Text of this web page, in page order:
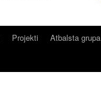
Projekti Atbalsta grupa